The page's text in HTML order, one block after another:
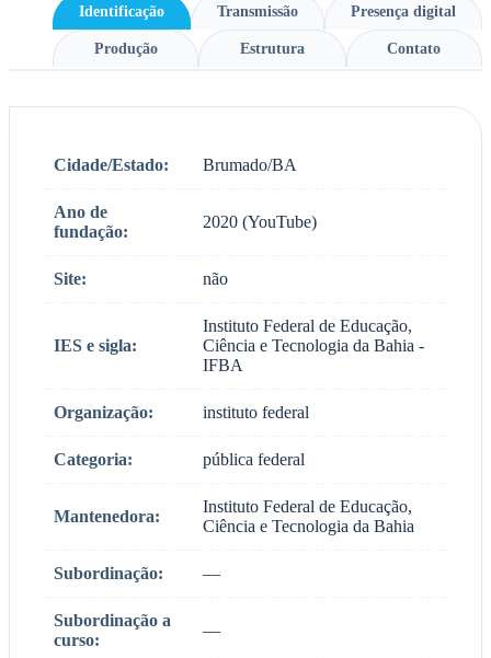
Identificação Transmissão Presença digital
Produção Estrutura Contato
Cidade/Estado: Brumado/BA
Ano de
fundação:
2020 (YouTube)
Site: não
IES e sigla:
Instituto Federal de Educação,
Ciência e Tecnologia da Bahia -
IFBA
Organização: instituto federal
Categoria: pública federal
Mantenedora:
Instituto Federal de Educação,
Ciência e Tecnologia da Bahia
Subordinação: —
Subordinação a
curso:
—